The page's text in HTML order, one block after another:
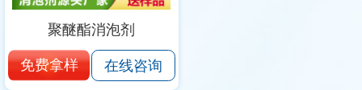
聚醚酯消泡剂
免费拿样 在线咨询